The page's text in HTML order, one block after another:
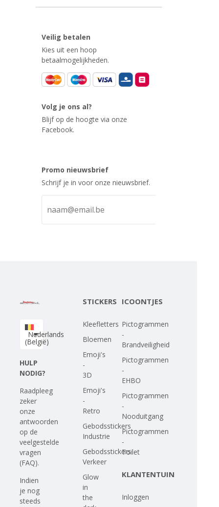
Veilig betalen
Kies uit een hoop
betaalmogelijkheden.
Volg je ons al?
Blijf op de hoogte via onze
Facebook.
Promo nieuwsbrief
Schrijf je in voor onze nieuwsbrief.
Nederlands
(België)
HULP
NODIG?
Raadpleeg
zeker
onze
antwoorden
op de
veelgestelde
vragen
(FAQ).
Indien
je nog
steeds
STICKERS
Kleefletters
Bloemen
Emoji's
-
3D
Emoji's
-
Retro
Gebodsstickers
Industrie
Gebodsstickers
Verkeer
Glow
in
the
ICOONTJES
Pictogrammen
-
Brandveiligheid
Pictogrammen
-
EHBO
Pictogrammen
-
Nooduitgang
Pictogrammen
-
Toilet
KLANTENTUIN
Inloggen